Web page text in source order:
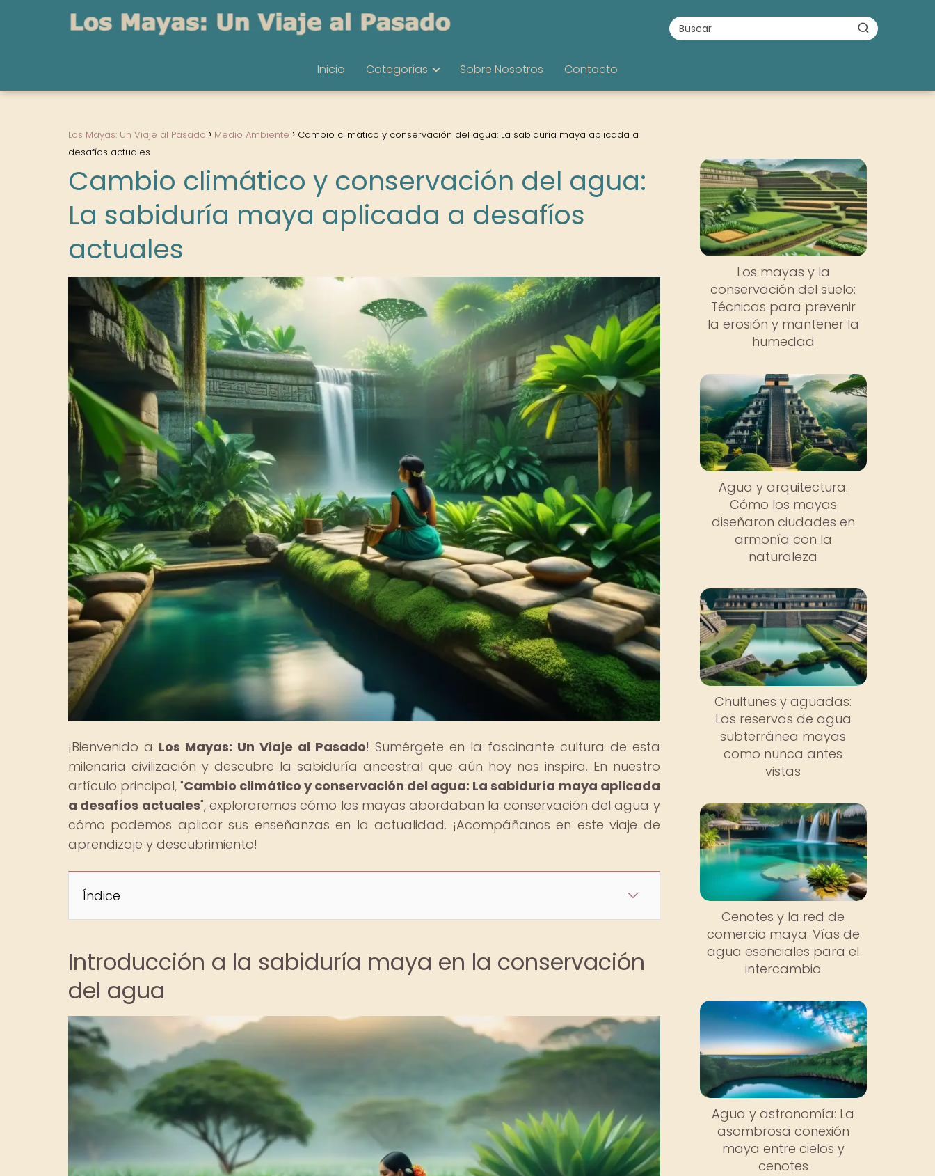
Inicio Categorías Sobre Nosotros Contacto
Los Mayas: Un Viaje al Pasado Medio Ambiente
Cambio climático y conservación del agua: La sabiduría maya aplicada a
desafíos actuales
Cambio climático y conservación del agua:
La sabiduría maya aplicada a desafíos
actuales
¡Bienvenido a Los Mayas: Un Viaje al Pasado! Sumérgete en la fascinante cultura de esta
milenaria civilización y descubre la sabiduría ancestral que aún hoy nos inspira. En nuestro
artículo principal, "Cambio climático y conservación del agua: La sabiduría maya aplicada
a desafíos actuales", exploraremos cómo los mayas abordaban la conservación del agua y
cómo podemos aplicar sus enseñanzas en la actualidad. ¡Acompáñanos en este viaje de
aprendizaje y descubrimiento!
Índice
Introducción a la sabiduría maya en la conservación
del agua
Los mayas y la
conservación del suelo:
Técnicas para prevenir
la erosión y mantener la
humedad
Agua y arquitectura:
Cómo los mayas
diseñaron ciudades en
armonía con la
naturaleza
Chultunes y aguadas:
Las reservas de agua
subterránea mayas
como nunca antes
vistas
Cenotes y la red de
comercio maya: Vías de
agua esenciales para el
intercambio
Agua y astronomía: La
asombrosa conexión
maya entre cielos y
cenotes